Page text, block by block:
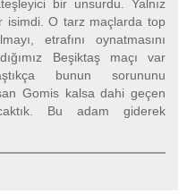
bir unsurdu. Yalnız
isimdi. O tarz maçlarda top
etrafını oynatmasını
Beşiktaş maçı var
bunun sorununu
Gomis kalsa dahi geçen
Bu adam giderek